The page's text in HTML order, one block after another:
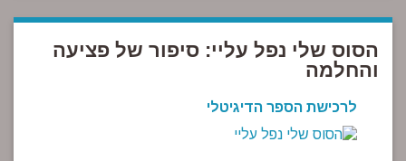
הסוס שלי נפל עליי: סיפור של פציעה
והחלמה
לרכישת הספר הדיגיטלי